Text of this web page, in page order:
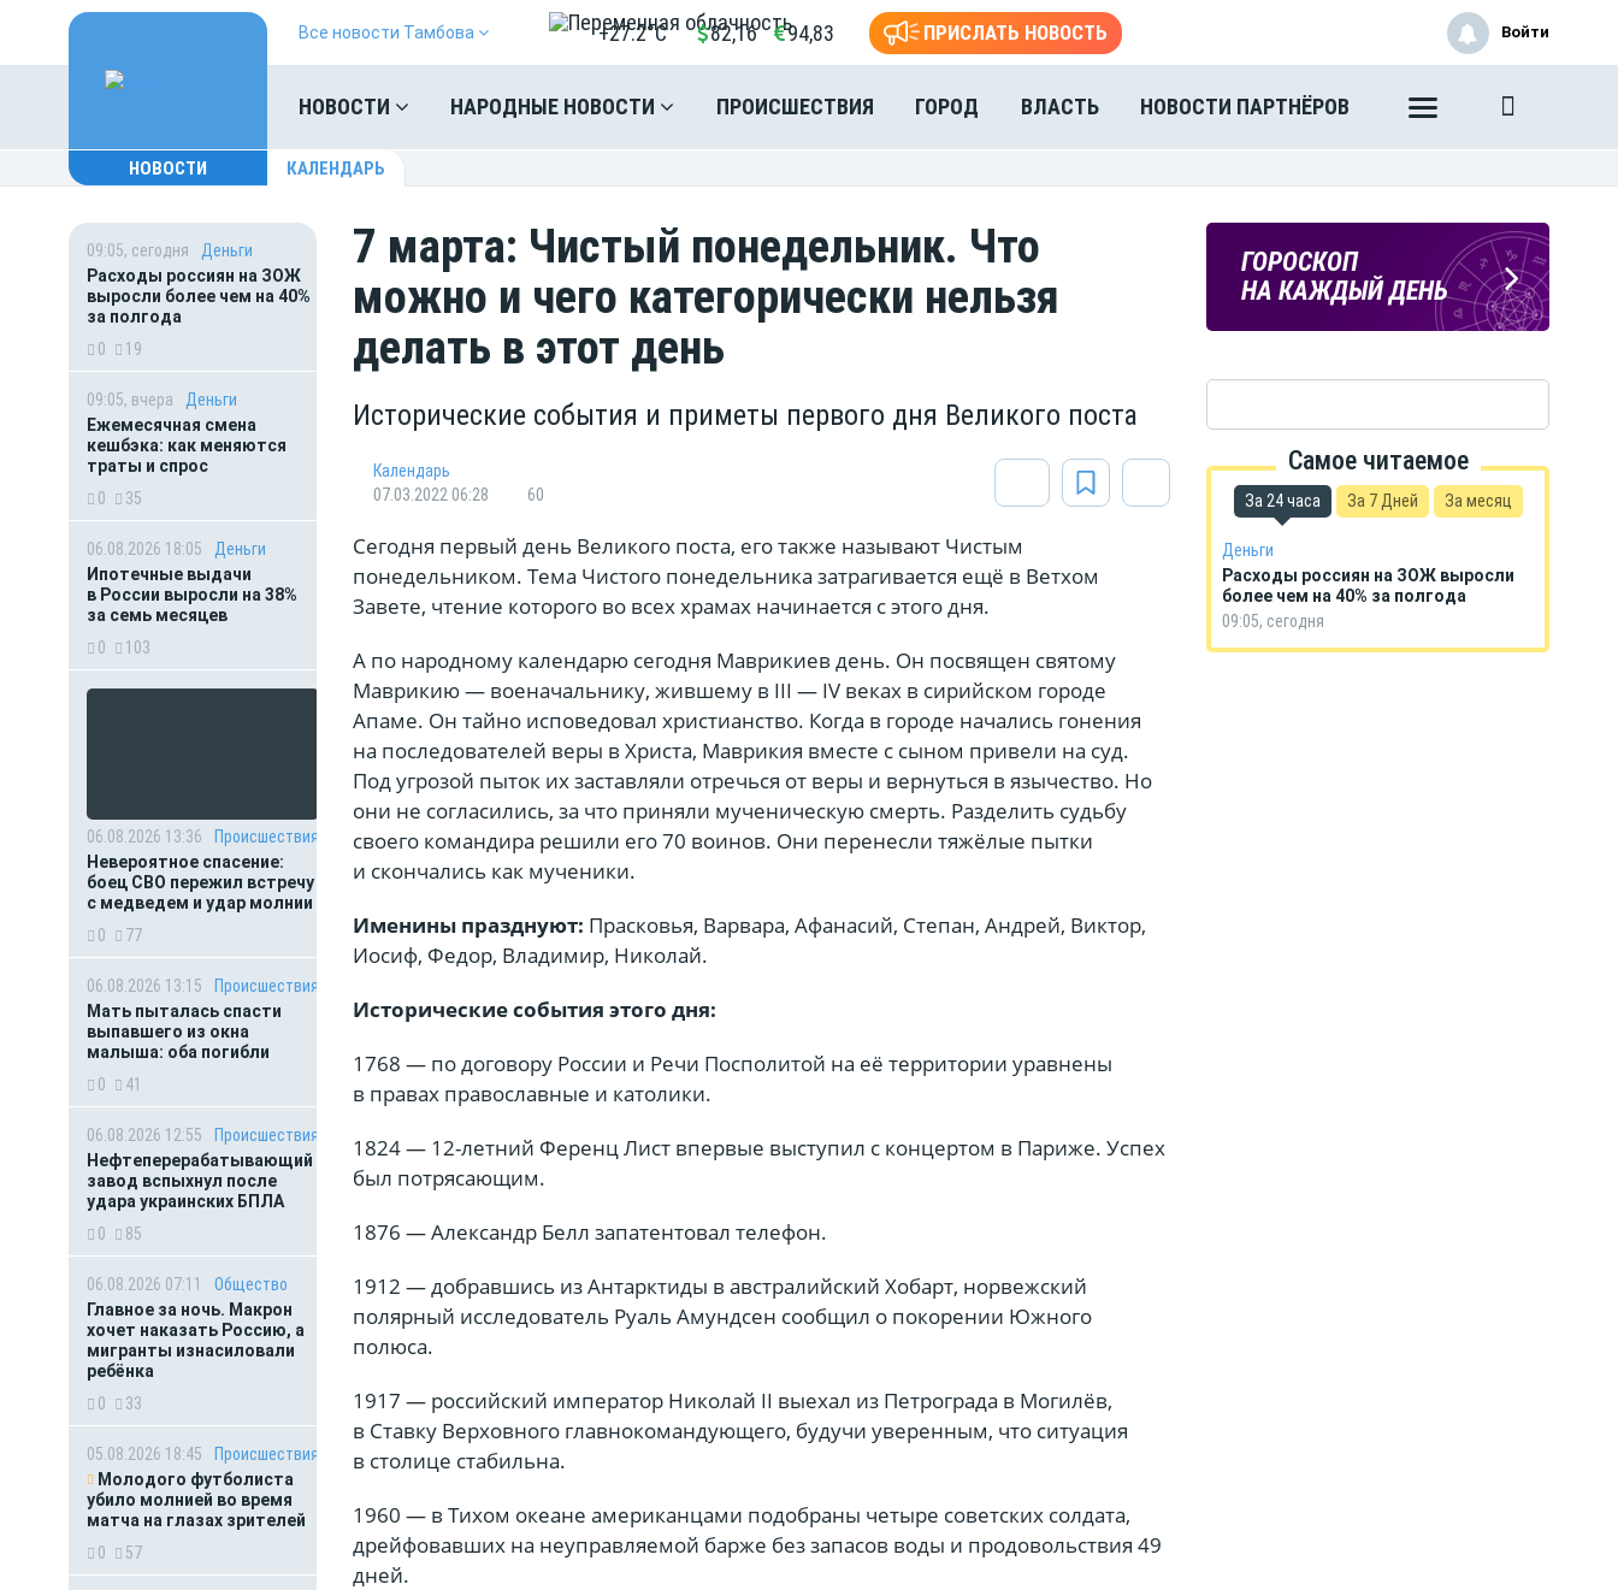
Все новости Тамбова +27.2°C 82,16 94,83 ПРИСЛАТЬ НОВОСТЬ
НОВОСТИ НАРОДНЫЕ НОВОСТИ ПРОИСШЕСТВИЯ ГОРОД ВЛАСТЬ НОВОСТИ ПАРТНЁРОВ
Войти
НОВОСТИ КАЛЕНДАРЬ
09:05, сегодня
Деньги
Расходы россиян на ЗОЖ
выросли более чем на 40%
за полгода
0
19
09:05, вчера
Деньги
Ежемесячная смена
кешбэка: как меняются
траты и спрос
0
35
06.08.2026 18:05
Деньги
Ипотечные выдачи
в России выросли на 38%
за семь месяцев
0
103
06.08.2026 13:36
Происшествия
Невероятное спасение:
боец СВО пережил встречу
с медведем и удар молнии
0
77
06.08.2026 13:15
Происшествия
Мать пыталась спасти
выпавшего из окна
малыша: оба погибли
0
41
06.08.2026 12:55
Происшествия
Нефтеперерабатывающий
завод вспыхнул после
удара украинских БПЛА
0
85
06.08.2026 07:11
Общество
Главное за ночь. Макрон
хочет наказать Россию, а
мигранты изнасиловали
ребёнка
0
33
05.08.2026 18:45
Происшествия
Молодого футболиста
убило молнией во время
матча на глазах зрителей
0
57
7 марта: Чистый понедельник. Что
можно и чего категорически нельзя
делать в этот день
Исторические события и приметы первого дня Великого поста
Календарь
07.03.2022 06:28
60
Сегодня первый день Великого поста, его также называют Чистым
понедельником. Тема Чистого понедельника затрагивается ещё в Ветхом
Завете, чтение которого во всех храмах начинается с этого дня.
А по народному календарю сегодня Маврикиев день. Он посвящен святому
Маврикию — военачальнику, жившему в III — IV веках в сирийском городе
Апаме. Он тайно исповедовал христианство. Когда в городе начались гонения
на последователей веры в Христа, Маврикия вместе с сыном привели на суд.
Под угрозой пыток их заставляли отречься от веры и вернуться в язычество. Но
они не согласились, за что приняли мученическую смерть. Разделить судьбу
своего командира решили его 70 воинов. Они перенесли тяжёлые пытки
и скончались как мученики.
Именины празднуют: Прасковья, Варвара, Афанасий, Степан, Андрей, Виктор,
Иосиф, Федор, Владимир, Николай.
Исторические события этого дня:
1768 — по договору России и Речи Посполитой на её территории уравнены
в правах православные и католики.
1824 — 12-летний Ференц Лист впервые выступил с концертом в Париже. Успех
был потрясающим.
1876 — Александр Белл запатентовал телефон.
1912 — добравшись из Антарктиды в австралийский Хобарт, норвежский
полярный исследователь Руаль Амундсен сообщил о покорении Южного
полюса.
1917 — российский император Николай II выехал из Петрограда в Могилёв,
в Ставку Верховного главнокомандующего, будучи уверенным, что ситуация
в столице стабильна.
1960 — в Тихом океане американцами подобраны четыре советских солдата,
дрейфовавших на неуправляемой барже без запасов воды и продовольствия 49
дней.
ПОГОДА
В ТАМБОВЕ
ГОРОСКОП
НА КАЖДЫЙ ДЕНЬ
Самое читаемое
За 24 часа За 7 Дней За месяц
Деньги
Расходы россиян на ЗОЖ выросли
более чем на 40% за полгода
09:05, сегодня